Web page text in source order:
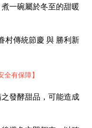
一碗屬於冬至的甜暖
村傳統節慶 與 勝利新
全有保障】
發酵甜品，可能造成